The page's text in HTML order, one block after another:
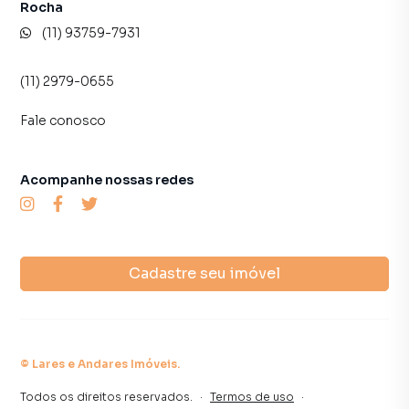
Rocha
(11) 93759-7931
(11) 2979-0655
Fale conosco
Cadastre seu imóvel
Acompanhe nossas redes
© Lares e Andares Imóveis.
Todos os direitos reservados. · Termos de uso ·